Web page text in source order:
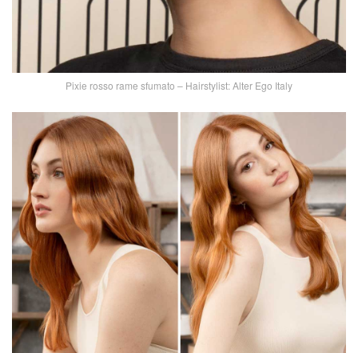
Pixie rosso rame sfumato – Hairstylist: Alter Ego Italy